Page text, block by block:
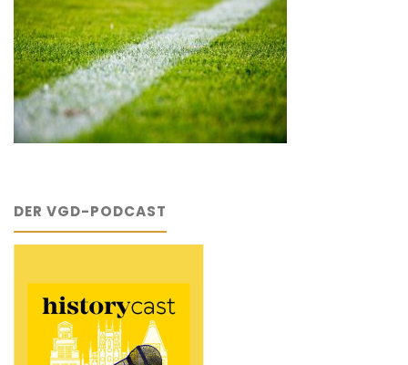
DER VGD-PODCAST